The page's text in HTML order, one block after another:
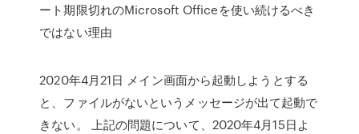
ート期限切れのMicrosoft Officeを使い続けるべき
ではない理由
2020年4月21日 メイン画面から起動しようとする
と、ファイルがないというメッセージが出て起動で
きない。 上記の問題について、2020年4月15日よ